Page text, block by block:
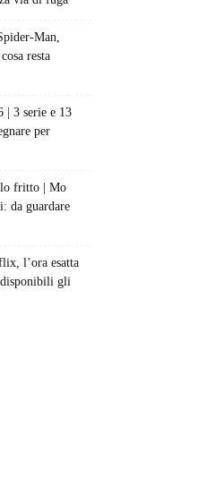
Man,
resta
| 3 serie e 13
per
fritto | Mo
da guardare
l’ora esatta
disponibili gli